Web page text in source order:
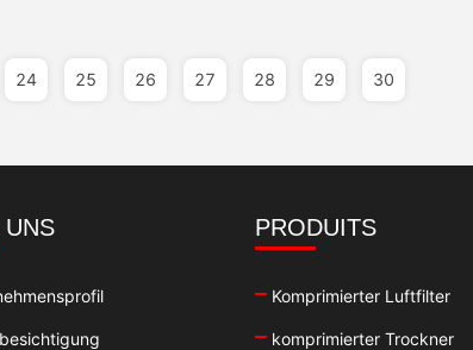
24 25 26 27 28 29 30
UNS PRODUITS
Komprimierter Luftfilter
komprimierter Trockner